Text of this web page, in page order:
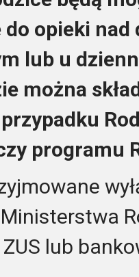
opieki nad
lub u
można
programu
ZUS lub